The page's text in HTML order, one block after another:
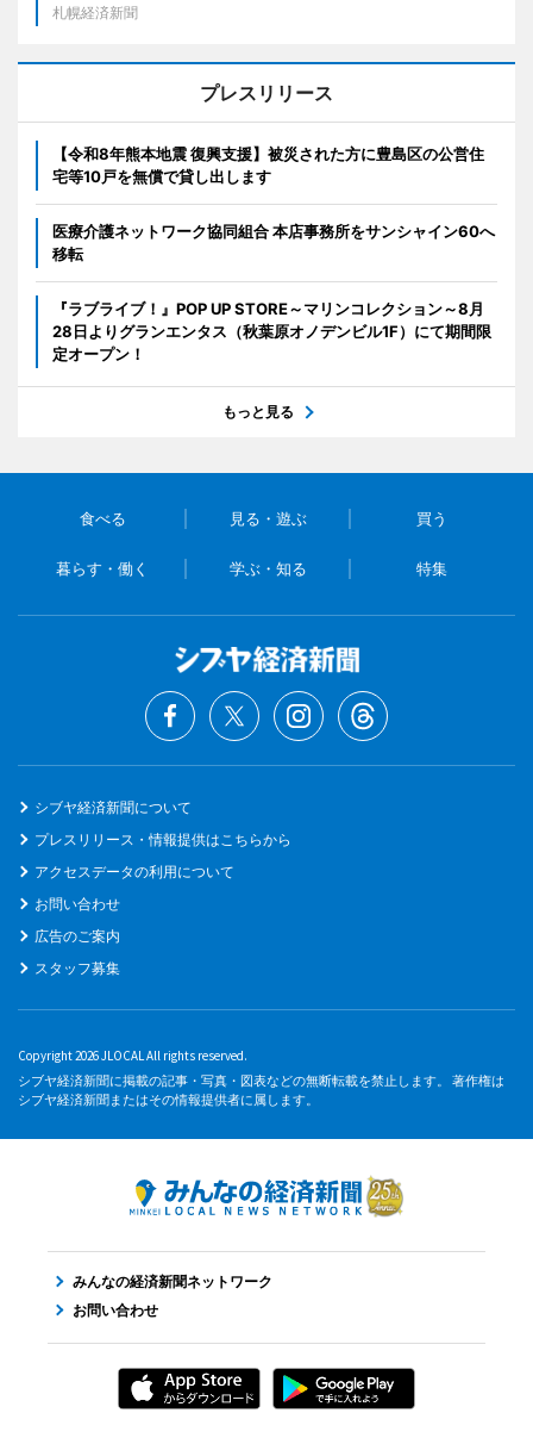
札幌経済新聞
プレスリリース
【令和8年熊本地震 復興支援】被災された方に豊島区の公営住
宅等10戸を無償で貸し出します
医療介護ネットワーク協同組合 本店事務所をサンシャイン60へ
移転
『ラブライブ！』POP UP STORE～マリンコレクション～8月
28日よりグランエンタス（秋葉原オノデンビル1F）にて期間限
定オープン！
もっと見る
食べる 見る・遊ぶ 買う
暮らす・働く 学ぶ・知る 特集
シブヤ経済新聞について
プレスリリース・情報提供はこちらから
アクセスデータの利用について
お問い合わせ
広告のご案内
スタッフ募集
Copyright 2026 JLOCAL All rights reserved.
シブヤ経済新聞に掲載の記事・写真・図表などの無断転載を禁止します。 著作権は
シブヤ経済新聞またはその情報提供者に属します。
みんなの経済新聞ネットワーク
お問い合わせ